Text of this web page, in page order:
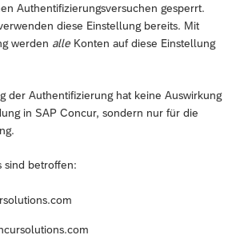
Authentifizierungsversuchen gesperrt.
diese Einstellung bereits. Mit
werden alle Konten auf diese Einstellung
der Authentifizierung hat keine Auswirkung
in SAP Concur, sondern nur für die
sind betroffen: